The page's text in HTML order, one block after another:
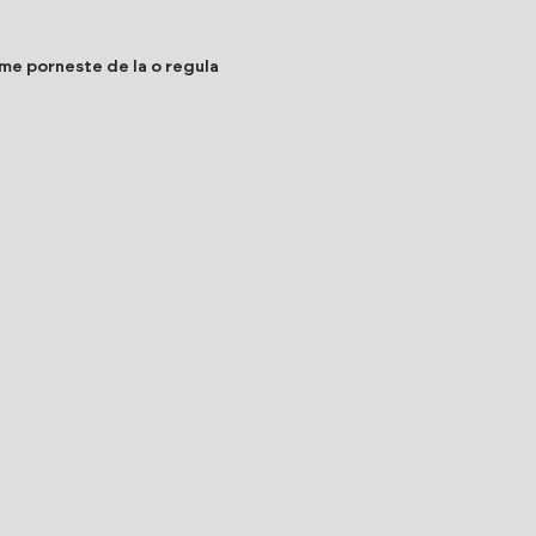
porneste de la o regula